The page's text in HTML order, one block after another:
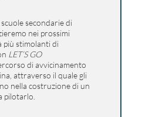
secondarie di
nei prossimi
più stimolanti di
LET’S GO
di avvicinamento
attraverso il quale gli
nella costruzione di un
pilotarlo.